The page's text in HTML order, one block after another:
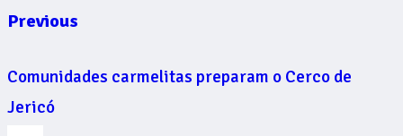
Previous
Comunidades carmelitas preparam o Cerco de
Jericó